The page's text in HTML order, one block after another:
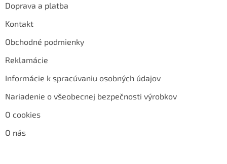
Doprava a platba
Kontakt
Obchodné podmienky
Reklamácie
Informácie k spracúvaniu osobných údajov
Nariadenie o všeobecnej bezpečnosti výrobkov
O cookies
O nás